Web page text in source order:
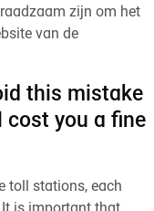
zijn om het
van de
this mistake
cost you a fine
toll stations, each